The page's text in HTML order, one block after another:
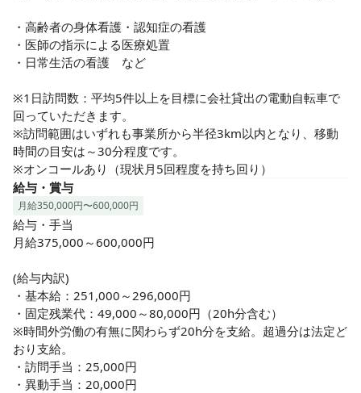
・高齢者の身体看護・認知症の看護
・医師の指示による医療処置
・日常生活の看護　など
※1日訪問数：平均5件以上を目標に会社貸出の電動自転車で
回っていただきます。
※訪問範囲はいずれも事業所から半径3km以内となり、移動
時間の目安は～30分程度です。
※オンコールあり（現状月5回程度を持ち回り）
給与・賞与
月給350,000円〜600,000円
給与・手当
月給375,000～600,000円
(給与内訳)
・基本給：251,000～296,000円
・固定残業代：49,000～80,000円（20h分含む）
※時間外労働の有無に関わらず20h分を支給。超過分は法定ど
おり支給。
・訪問手当：25,000円
・異動手当：20,000円